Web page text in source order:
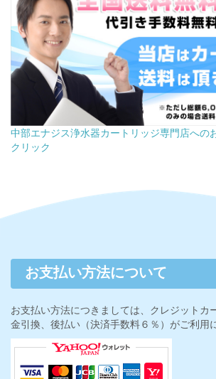
中部エナジス浄水器カートリッジ専門店への
クリック
お支払い方法について
お支払い方法につきましては、クレジットカ
金引換、後払い（決済手数料６％）がご利用